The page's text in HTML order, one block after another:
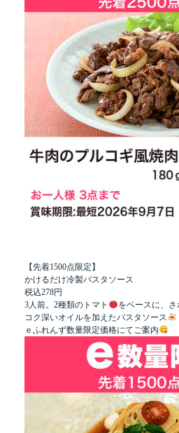
【先着1500点限定】
かけるだけ冷製パスタソース
税込278円
3人前。2種類のトマト
をベースに、
コク深いオイルを加えたパスタソース
ｅふれんず数量限定価格にてご案内